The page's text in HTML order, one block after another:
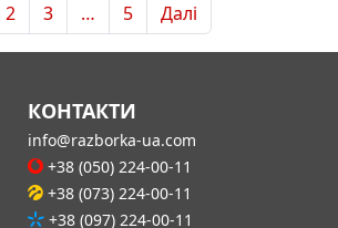
2 3 … 5 Далі
КОНТАКТИ
info@razborka-ua.com
+38 (050) 224-00-11
+38 (073) 224-00-11
+38 (097) 224-00-11